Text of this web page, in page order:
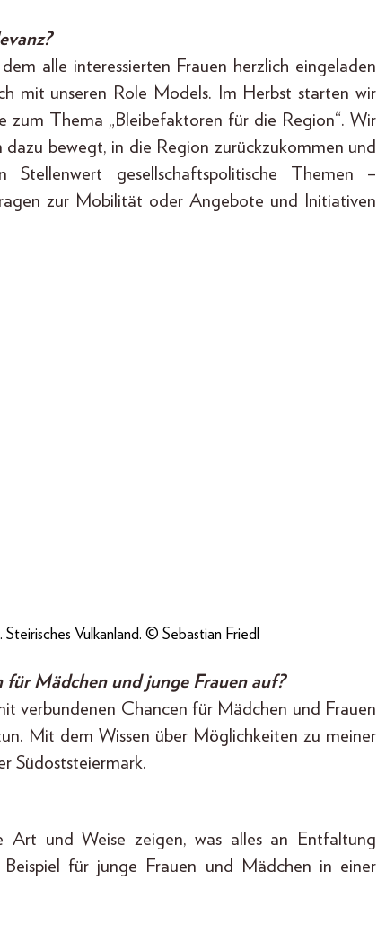
alle interessierten Frauen herzlich eingeladen
mit unseren Role Models. Im Herbst starten wir
zum Thema „Bleibefaktoren für die Region“. Wir
bewegt, in die Region zurückzukommen und
gesellschaftspolitische Themen –
zur Mobilität oder Angebote und Initiativen
Vulkanland. © Sebastian Friedl
für Mädchen und junge Frauen auf?
verbundenen Chancen für Mädchen und Frauen
Mit dem Wissen über Möglichkeiten zu meiner
Südoststeiermark.
und Weise zeigen, was alles an Entfaltung
für junge Frauen und Mädchen in einer